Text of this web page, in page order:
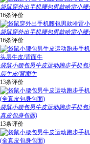
袋鼠穿外出手机腰包男款哈雷小
16条评价
袋鼠穿外出手机腰包男款哈雷小
16条评价
袋鼠小腰包男牛皮运动跑步手机
层牛皮/背面牛
13条评价
袋鼠小腰包男牛皮运动跑步手机
真皮包身包面)
13条评价